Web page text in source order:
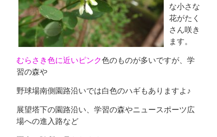
な小さな
花がたく
さん咲き
ます。
むらさき色に近いピンク色のものが多いですが、学
習の森や
野球場南側園路沿いでは白色のハギもありますよ♪
展望塔下の園路沿い、学習の森やニュースポーツ広
場への進入路など